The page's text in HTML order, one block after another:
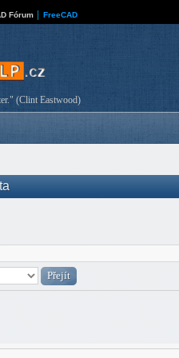
Fórum FreeCAD
(Clint Eastwood)